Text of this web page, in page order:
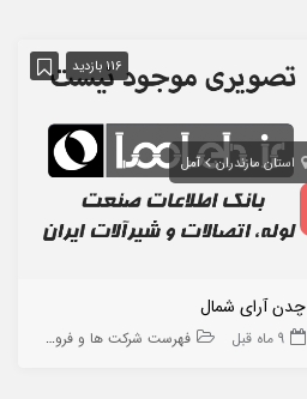
116 بازدید
استان مازندران آمل
چدن آرای شمال
9 ماه قبل فهرست شرکت ها و فروشگاه ها